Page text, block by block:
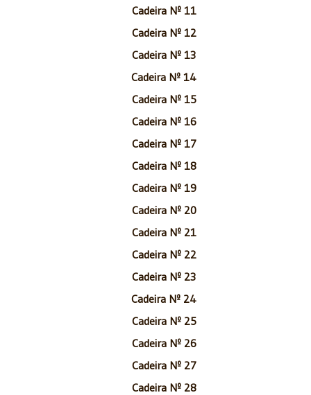
Cadeira Nº 11
Cadeira Nº 12
Cadeira Nº 13
Cadeira Nº 14
Cadeira Nº 15
Cadeira Nº 16
Cadeira Nº 17
Cadeira Nº 18
Cadeira Nº 19
Cadeira Nº 20
Cadeira Nº 21
Cadeira Nº 22
Cadeira Nº 23
Cadeira Nº 24
Cadeira Nº 25
Cadeira Nº 26
Cadeira Nº 27
Cadeira Nº 28